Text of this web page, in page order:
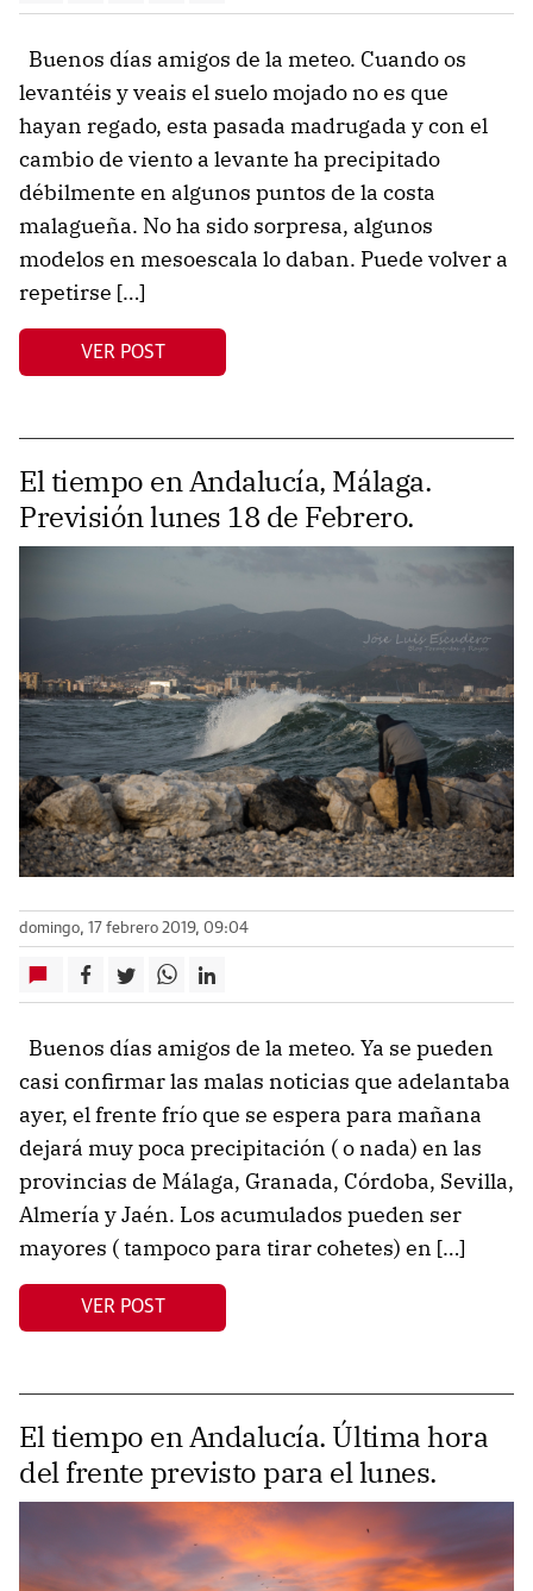
Buenos días amigos de la meteo. Cuando os
levantéis y veais el suelo mojado no es que
hayan regado, esta pasada madrugada y con el
cambio de viento a levante ha precipitado
débilmente en algunos puntos de la costa
malagueña. No ha sido sorpresa, algunos
modelos en mesoescala lo daban. Puede volver a
repetirse […]
VER POST
El tiempo en Andalucía, Málaga.
Previsión lunes 18 de Febrero.
domingo, 17 febrero 2019, 09:04
Buenos días amigos de la meteo. Ya se pueden
casi confirmar las malas noticias que adelantaba
ayer, el frente frío que se espera para mañana
dejará muy poca precipitación ( o nada) en las
provincias de Málaga, Granada, Córdoba, Sevilla,
Almería y Jaén. Los acumulados pueden ser
mayores ( tampoco para tirar cohetes) en […]
VER POST
El tiempo en Andalucía. Última hora
del frente previsto para el lunes.